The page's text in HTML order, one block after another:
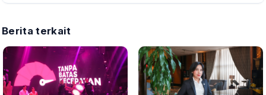
Berita terkait